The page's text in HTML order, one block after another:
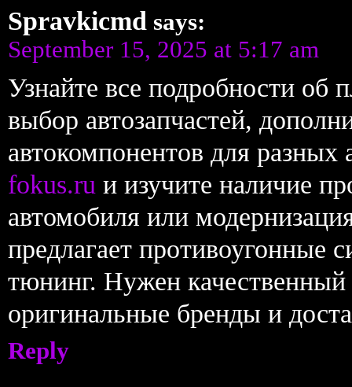
Spravkicmd says:
September 15, 2025 at 5:17 am
Узнайте все подробности
выбор автозапчастей,
автокомпонентов для
fokus.ru и изучите наличие
автомобиля или
предлагает противоугонные
тюнинг. Нужен качественный
оригинальные бренды и
Reply